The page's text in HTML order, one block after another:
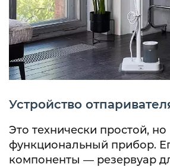
Устройство
Это технически простой, но
функциональный прибор.
компоненты — резервуар